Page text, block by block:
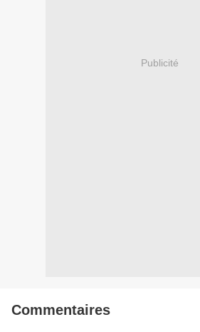
Publicité
Commentaires